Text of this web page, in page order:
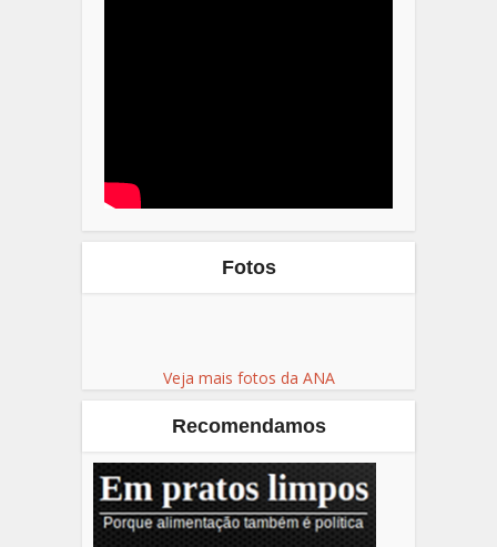
Fotos
Veja mais fotos da ANA
Recomendamos